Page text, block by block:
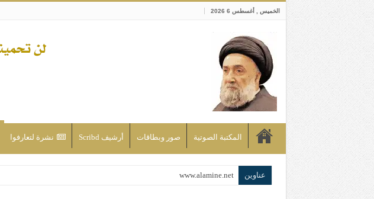
الخميس , أغسطس 6 2026
المكتبة الصوتية صور وبطاقات أرشيف Scribd نشرة لتعارفوا
عناوين www.alamine.net